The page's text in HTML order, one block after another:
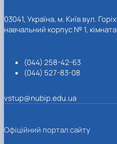
03041, Україна, м. Київ вул.
навчальний корпус № 1,
(044) 258-42-63
(044) 527-83-08
vstup@nubip.edu.ua
Офіційний портал сайту